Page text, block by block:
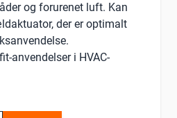
og forurenet luft. Kan
der er optimalt
anvendelser i HVAC-